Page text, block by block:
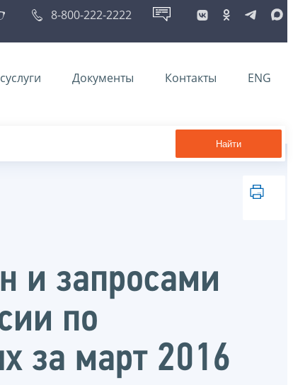
8-800-222-2222
Документы Контакты ENG
Найти
и запросами
по
за март 2016